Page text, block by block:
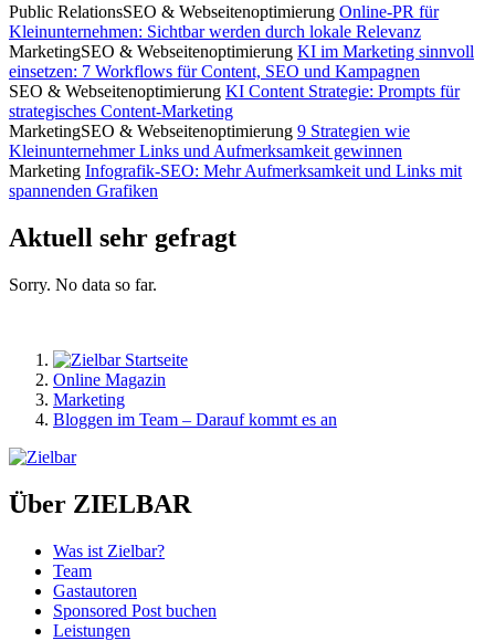
Public RelationsSEO & Webseitenoptimierung Online-PR für
Kleinunternehmen: Sichtbar werden durch lokale Relevanz
MarketingSEO & Webseitenoptimierung KI im Marketing sinnvoll
einsetzen: 7 Workflows für Content, SEO und Kampagnen
SEO & Webseitenoptimierung KI Content Strategie: Prompts für
strategisches Content-Marketing
MarketingSEO & Webseitenoptimierung 9 Strategien wie
Kleinunternehmer Links und Aufmerksamkeit gewinnen
Marketing Infografik-SEO: Mehr Aufmerksamkeit und Links mit
spannenden Grafiken
Aktuell sehr gefragt
Sorry. No data so far.
Online Magazin
Marketing
Bloggen im Team – Darauf kommt es an
Über ZIELBAR
Was ist Zielbar?
Team
Gastautoren
Sponsored Post buchen
Leistungen